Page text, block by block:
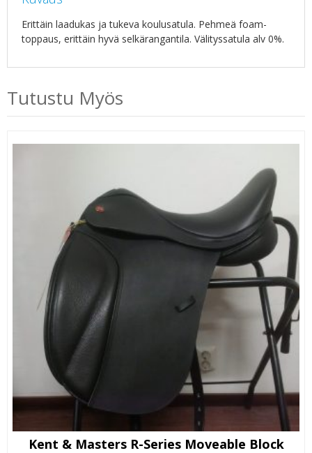
Erittäin laadukas ja tukeva koulusatula. Pehmeä foam-
toppaus, erittäin hyvä selkärangantila. Välityssatula alv 0%.
Tutustu Myös
Kent & Masters R-Series Moveable Block